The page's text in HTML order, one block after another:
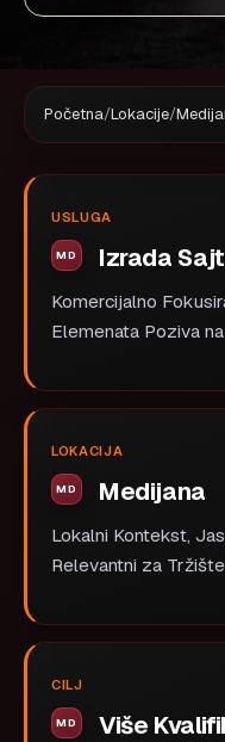
Početna/Lokacije/
USLUGA
Izrada
Komercijalno
Elemenata Poziva
LOKACIJA
Medijana
Lokalni Kontekst,
Relevantni za
CILJ
Više